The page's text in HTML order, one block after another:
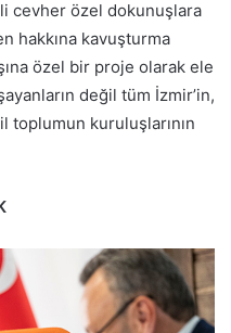
cevher özel dokunuşlara
hakkına kavuşturma
özel bir proje olarak ele
değil tüm İzmir’in,
toplumun kuruluşlarının